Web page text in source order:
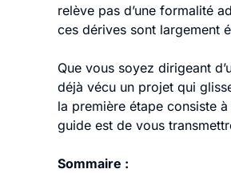
relève pas d’une formalité
ces dérives sont largement
Que vous soyez dirigeant
déjà vécu un projet qui
la première étape consiste à
guide est de vous
Sommaire :